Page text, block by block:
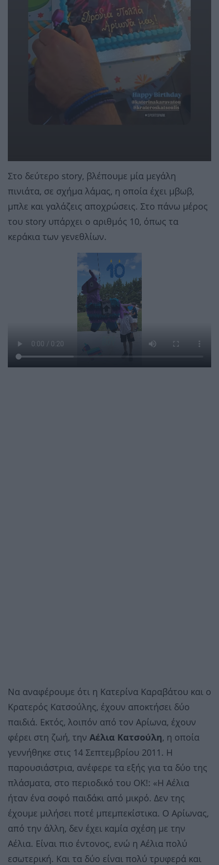
Στο δεύτερο story, βλέπουμε μία μεγάλη
πινιάτα, σε σχήμα λάμας, η οποία έχει μβωβ,
μπλε και γαλάζεις αποχρώσεις. Στο πάνω μέρος
του story υπάρχει ο αριθμός 10, όπως τα
κεράκια των γενεθλίων.
Να αναφέρουμε ότι η Κατερίνα Καραβάτου και ο
Κρατερός Κατσούλης, έχουν αποκτήσει δύο
παιδιά. Εκτός, λοιπόν από τον Αρίωνα, έχουν
φέρει στη ζωή, την Αέλια Κατσούλη, η οποία
γεννήθηκε στις 14 Σεπτεμβρίου 2011. Η
παρουσιάστρια, ανέφερε τα εξής για τα δύο της
πλάσματα, στο περιοδικό του ΟΚ!: «Η Αέλια
ήταν ένα σοφό παιδάκι από μικρό. Δεν της
έχουμε μιλήσει ποτέ μπεμπεκίστικα. Ο Αρίωνας,
από την άλλη, δεν έχει καμία σχέση με την
Αέλια. Είναι πιο έντονος, ενώ η Αέλια πολύ
εσωτερική. Και τα δύο είναι πολύ τρυφερά και